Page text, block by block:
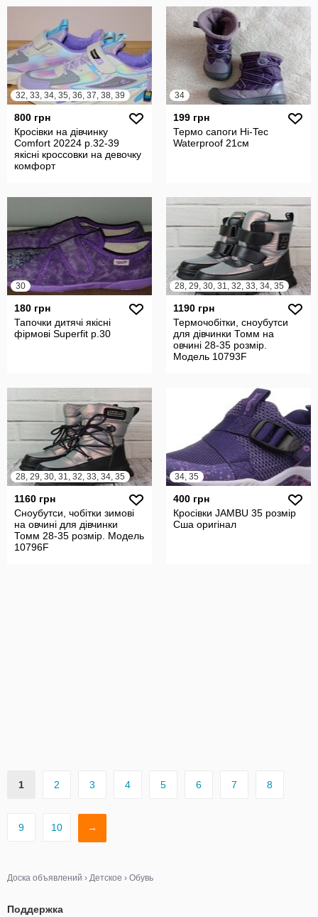
32, 33, 34, 35, 36, 37, 38, 39
800 грн
Кросівки на дівчинку
Comfort 20224 р.32-39
якісні кроссовки на девочку
комфорт
34
199 грн
Термо сапоги Hi-Tec
Waterproof 21см
30
180 грн
Тапочки дитячі якісні
фірмові Superfit р.30
28, 29, 30, 31, 32, 33, 34, 35
1190 грн
Термочобітки, сноубутси
для дівчинки Томм на
овчині 28-35 розмір.
Модель 10793F
28, 29, 30, 31, 32, 33, 34, 35
1160 грн
Сноубутси, чобітки зимові
на овчині для дівчинки
Томм 28-35 розмір. Модель
10796F
34, 35
400 грн
Кросівки JAMBU 35 розмір
Сша оригінал
1 2 3 4 5 6 7 8
9 10 →
Доска объявлений › Детское › Обувь
Поддержка